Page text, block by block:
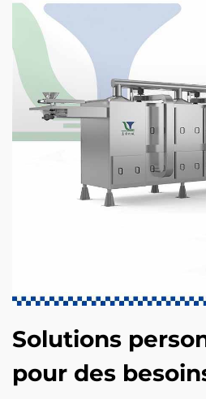
Solutions
pour des